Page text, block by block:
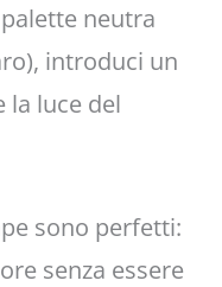
neutra
introduci un
la luce del
sono perfetti:
senza essere